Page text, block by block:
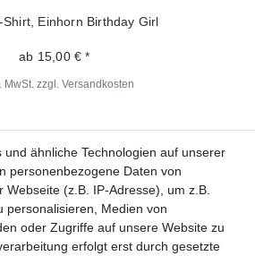
Shirt, Einhorn Birthday Girl
ab 15,00 € *
MwSt. zzgl. Versandkosten
und ähnliche Technologien auf unserer
personenbezogene Daten von
Webseite (z.B. IP-Adresse), um z.B.
personalisieren, Medien von
oder Zugriffe auf unsere Website zu
erfolgt erst durch gesetzte